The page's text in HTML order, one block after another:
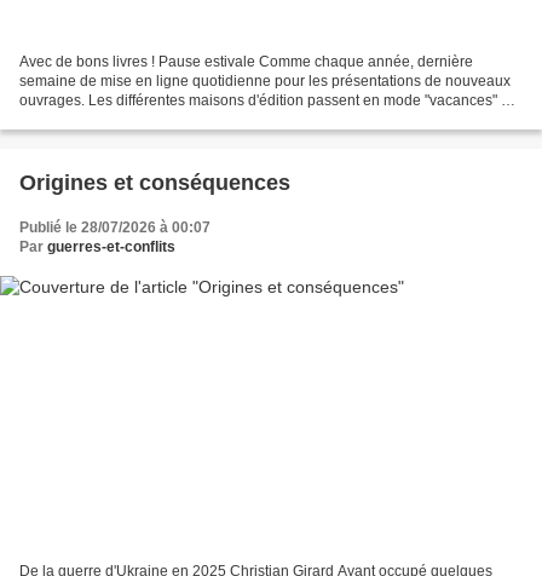
Avec de bons livres ! Pause estivale Comme chaque année, dernière
semaine de mise en ligne quotidienne pour les présentations de nouveaux
ouvrages. Les différentes maisons d'édition passent en mode "vacances" et
Origines et conséquences
Publié le 28/07/2026 à 00:07
Par guerres-et-conflits
De la guerre d'Ukraine en 2025 Christian Girard Ayant occupé quelques